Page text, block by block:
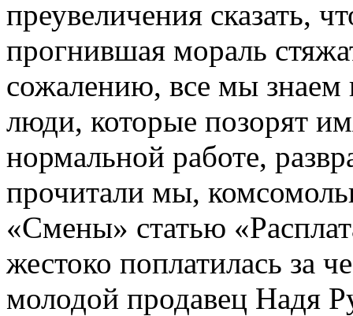
преувеличения сказать,
прогнившая мораль
сожалению, все мы знаем
люди, которые позорят
нормальной работе,
прочитали мы,
«Смены» статью
жестоко поплатилась за
молодой продавец Надя